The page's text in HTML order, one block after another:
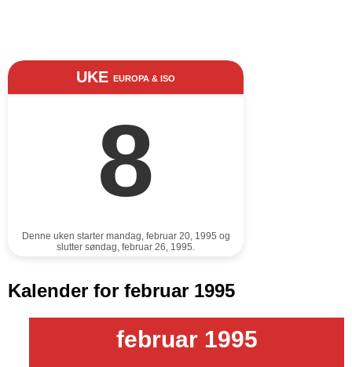
UKE EUROPA & ISO
8
Denne uken starter mandag, februar 20, 1995 og
slutter søndag, februar 26, 1995.
Kalender for februar 1995
februar 1995